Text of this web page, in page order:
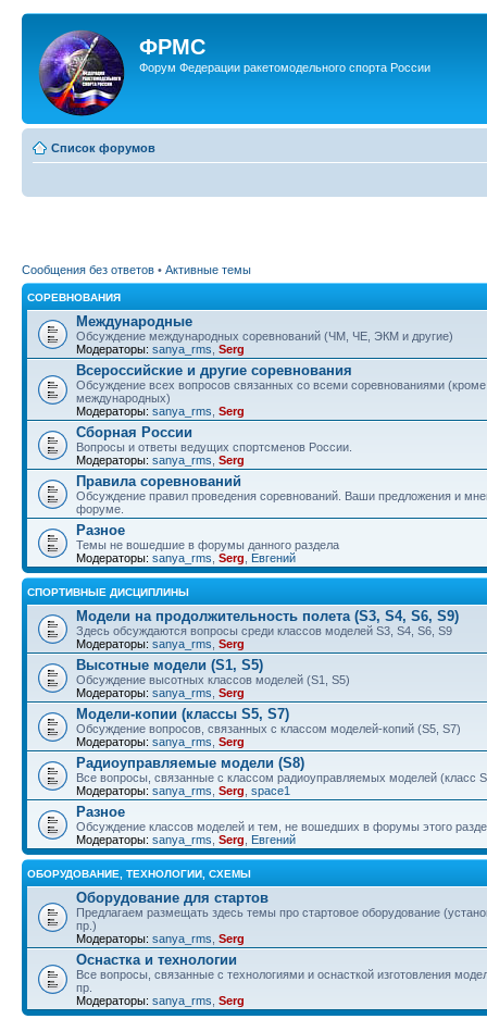
ФРМС
Форум Федерации ракетомодельного спорта России
Список форумов
Сообщения без ответов • Активные темы
СОРЕВНОВАНИЯ
Международные
Обсуждение международных соревнований (ЧМ, ЧЕ, ЭКМ и другие)
Модераторы: sanya_rms Serg
Всероссийские и другие соревнования
Обсуждение всех вопросов связанных со всеми соревнованиями (кроме
международных)
Модераторы: sanya_rms Serg
Сборная России
Вопросы и ответы ведущих спортсменов России.
Модераторы: sanya_rms Serg
Правила соревнований
Обсуждение правил проведения соревнований. Ваши предложения и
форуме.
Разное
Темы не вошедшие в форумы данного раздела
Модераторы: sanya_rms Serg Евгений
СПОРТИВНЫЕ ДИСЦИПЛИНЫ
Модели на продолжительность полета (S3, S4, S6, S9)
Здесь обсуждаются вопросы среди классов моделей S3, S4, S6, S9
Модераторы: sanya_rms Serg
Высотные модели (S1, S5)
Обсуждение высотных классов моделей (S1, S5)
Модераторы: sanya_rms Serg
Модели-копии (классы S5, S7)
Обсуждение вопросов, связанных с классом моделей-копий (S5, S7)
Модераторы: sanya_rms Serg
Радиоуправляемые модели (S8)
Все вопросы, связанные с классом радиоуправляемых моделей (класс
Модераторы: sanya_rms Serg space1
Разное
Обсуждение классов моделей и тем, не вошедших в форумы этого
Модераторы: sanya_rms Serg Евгений
ОБОРУДОВАНИЕ, ТЕХНОЛОГИИ, СХЕМЫ
Оборудование для стартов
Предлагаем размещать здесь темы про стартовое оборудование
пр.)
Модераторы: sanya_rms Serg
Оснастка и технологии
Все вопросы, связанные с технологиями и оснасткой изготовления
пр.
Модераторы: sanya_rms Serg